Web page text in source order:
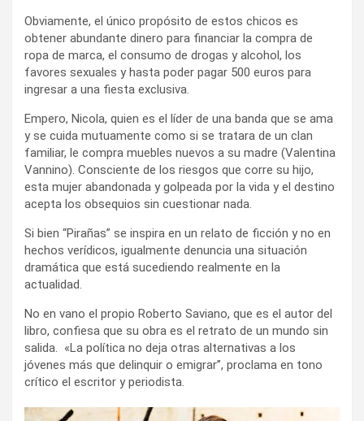
Obviamente, el único propósito de estos chicos es
obtener abundante dinero para financiar la compra de
ropa de marca, el consumo de drogas y alcohol, los
favores sexuales y hasta poder pagar 500 euros para
ingresar a una fiesta exclusiva.
Empero, Nicola, quien es el líder de una banda que se ama
y se cuida mutuamente como si se tratara de un clan
familiar, le compra muebles nuevos a su madre (Valentina
Vannino). Consciente de los riesgos que corre su hijo,
esta mujer abandonada y golpeada por la vida y el destino
acepta los obsequios sin cuestionar nada.
Si bien “Pirañas” se inspira en un relato de ficción y no en
hechos verídicos, igualmente denuncia una situación
dramática que está sucediendo realmente en la
actualidad.
No en vano el propio Roberto Saviano, que es el autor del
libro, confiesa que su obra es el retrato de un mundo sin
salida. «La política no deja otras alternativas a los
jóvenes más que delinquir o emigrar”, proclama en tono
crítico el escritor y periodista.